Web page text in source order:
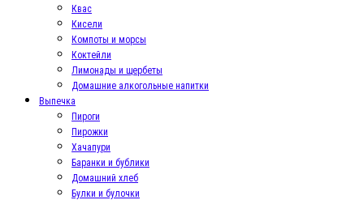
Квас
Кисели
Компоты и морсы
Коктейли
Лимонады и щербеты
Домашние алкогольные напитки
Выпечка
Пироги
Пирожки
Хачапури
Баранки и бублики
Домашний хлеб
Булки и булочки